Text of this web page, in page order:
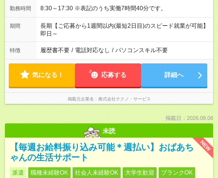
勤務時間 8:30～17:30 ※表記のうち実働7時間40分です。
期間
長期【ご応募から1週間以内(最短2日目)のスピード就業が可能】
即日～
特徴 履歴書不要 / 電話対応なし / パソコンスキル不要
気になる！ 応募する 詳細へ
掲載元企業名 株式会社テクノ・サービス
掲載日：2026.08.08
未読
NEW
【毎週お給料振り込み可能＊週払い】おばあち
ゃんの生活サポート
派遣 職種未経験OK 社会人未経験OK 大学生歓迎
ブランクOK